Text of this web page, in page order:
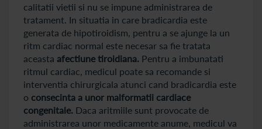
calitatii vietii si nu se impune administrarea de
tratament. In situatia in care bradicardia este
generata de hipotiroidism, pentru a se ajunge la un
ritm cardiac normal este necesar sa fie tratata
aceasta afectiune tiroidiana. Pentru a imbunatati
ritmul cardiac, medicul poate sa recomande si
interventia chirurgicala atunci cand bradicardia este
o consecinta a unor malformatii cardiace
congenitale. Daca aritmiile sunt provocate de
administrarea unor medicamente anume, medicul va